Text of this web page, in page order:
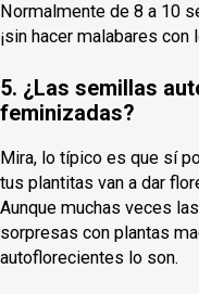
Normalmente de 8 a 10
¡sin hacer malabares
5. ¿Las semillas
feminizadas?
Mira, lo típico es que sí
tus plantitas van a dar
Aunque muchas veces
sorpresas con plantas
autoflorecientes lo son.